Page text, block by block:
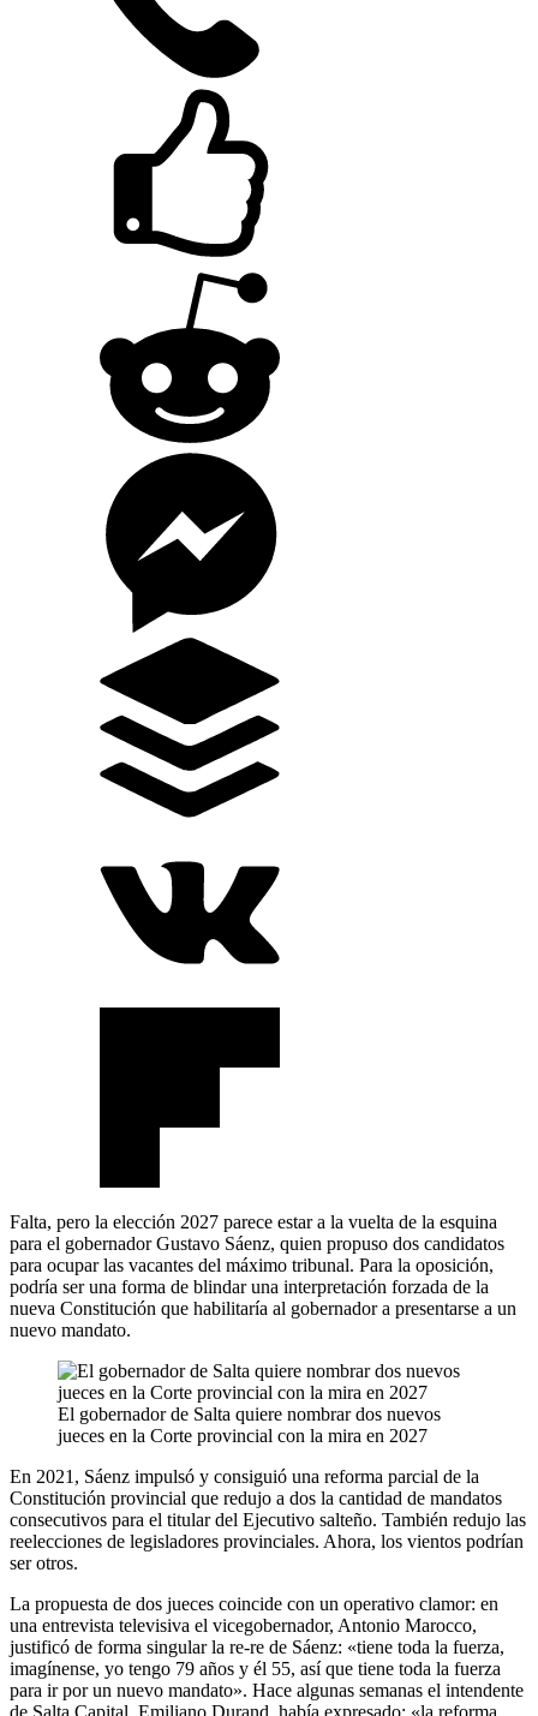
Falta, pero la elección 2027 parece estar a la vuelta de la esquina
para el gobernador Gustavo Sáenz, quien propuso dos candidatos
para ocupar las vacantes del máximo tribunal. Para la oposición,
podría ser una forma de blindar una interpretación forzada de la
nueva Constitución que habilitaría al gobernador a presentarse a un
nuevo mandato.
El gobernador de Salta quiere nombrar dos nuevos
jueces en la Corte provincial con la mira en 2027
En 2021, Sáenz impulsó y consiguió una reforma parcial de la
Constitución provincial que redujo a dos la cantidad de mandatos
consecutivos para el titular del Ejecutivo salteño. También redujo las
reelecciones de legisladores provinciales. Ahora, los vientos podrían
ser otros.
La propuesta de dos jueces coincide con un operativo clamor: en
una entrevista televisiva el vicegobernador, Antonio Marocco,
justificó de forma singular la re-re de Sáenz: «tiene toda la fuerza,
imagínense, yo tengo 79 años y él 55, así que tiene toda la fuerza
para ir por un nuevo mandato». Hace algunas semanas el intendente